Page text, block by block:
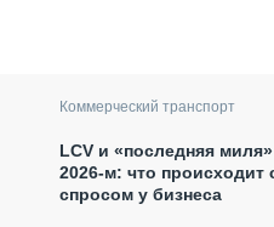
Коммерческий транспорт
LCV и «последняя
2026-м: что происходит
спросом у бизнеса